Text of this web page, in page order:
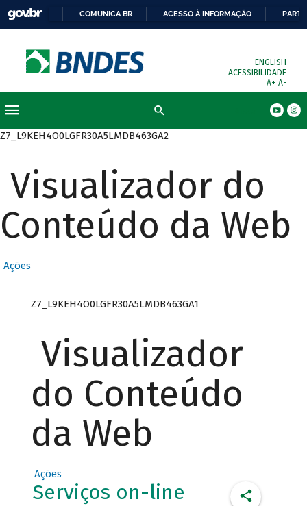
COMUNICA BR ACESSO À INFORMAÇÃO
ENGLISH
ACESSIBILIDADE
A+ A-
Z7_L9KEH4O0LGFR30A5LMDB463GA2
Visualizador do
Conteúdo da Web
Ações
Z7_L9KEH4O0LGFR30A5LMDB463GA1
Visualizador
do Conteúdo
da Web
Ações
Serviços on-line